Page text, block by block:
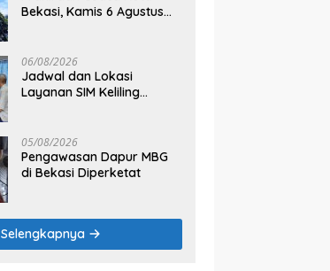
Bekasi, Kamis 6 Agustus
06/08/2026
Jadwal dan Lokasi
Layanan SIM Keliling
05/08/2026
Pengawasan Dapur MBG
di Bekasi Diperketat
Selengkapnya